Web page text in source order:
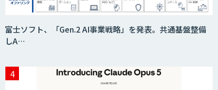
富士ソフト、「Gen.2 AI事業戦略」を発表。共通基盤整備
しA…